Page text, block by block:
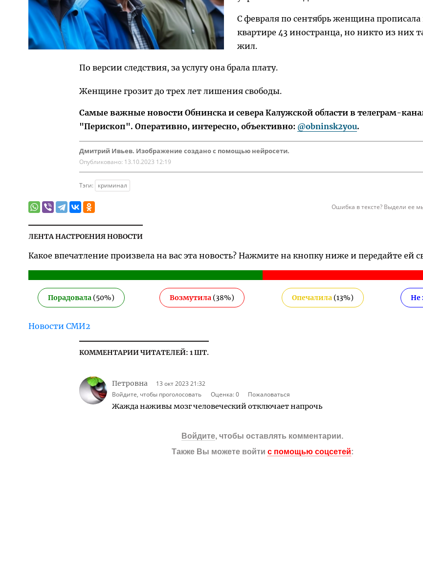
С февраля по сентябрь женщина прописала
квартире 43 иностранца, но никто из них
жил.
По версии следствия, за услугу она брала плату.
Женщине грозит до трех лет лишения свободы.
Самые важные новости Обнинска и севера Калужской области в телеграм-
"Перископ". Оперативно, интересно, объективно: @obninsk2you.
Дмитрий Ивьев. Изображение создано с помощью нейросети.
Опубликовано: 13.10.2023 12:19
Тэги: криминал
Ошибка в тексте? Выдели ее
ЛЕНТА НАСТРОЕНИЯ НОВОСТИ
Какое впечатление произвела на вас эта новость? Нажмите на кнопку ниже и передайте ей
Порадовала (50%) Возмутила (38%) Опечалила (13%) Не
Новости СМИ2
КОММЕНТАРИИ ЧИТАТЕЛЕЙ: 1 ШТ.
Петровна
13 окт 2023 21:32
Войдите, чтобы проголосовать
Оценка:0 Пожаловаться
Жажда наживы мозг человеческий отключает напрочь
Войдите, чтобы оставлять комментарии.
Также Вы можете войти с помощью соцсетей: